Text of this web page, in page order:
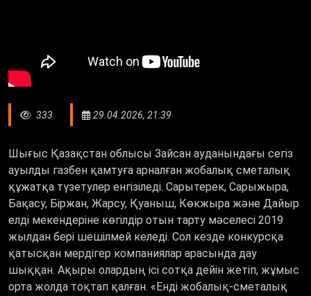
333 29.04.2026, 21:39
Шығыс Қазақстан облысы Зайсан ауданындағы сегіз
ауылды газбен қамтуға арналған жобалық сметалық
құжатқа түзетулер енгізіледі. Сарытерек, Сарыжыра,
Бақасу, Біржан, Жарсу, Қуаныш, Көкжыра және Дайыр
елді мекендеріне көгілдір отын тарту мәселесі 2019
жылдан бері шешілмей келеді. Сол кезде конкурсқа
қатысқан мердігер компаниялар арасында дау
шыққан. Ақыры олардың ісі сотқа дейін жетіп, жұмыс
орта жолда тоқтап қалған. «Енді жобалық-сметалық